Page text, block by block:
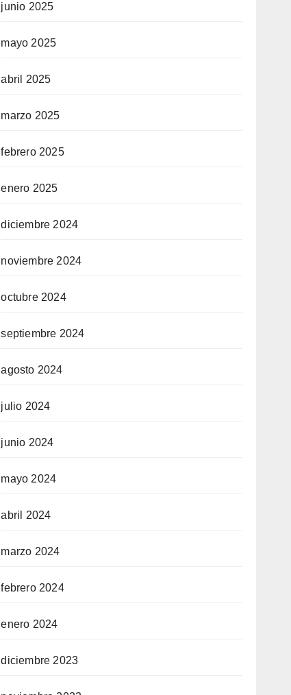
junio 2025
mayo 2025
abril 2025
marzo 2025
febrero 2025
enero 2025
diciembre 2024
noviembre 2024
octubre 2024
septiembre 2024
agosto 2024
julio 2024
junio 2024
mayo 2024
abril 2024
marzo 2024
febrero 2024
enero 2024
diciembre 2023